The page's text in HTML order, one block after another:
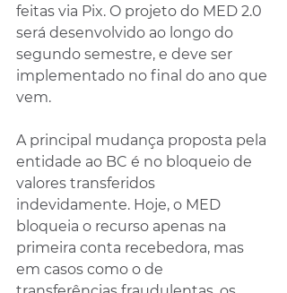
feitas via Pix. O projeto do MED 2.0
será desenvolvido ao longo do
segundo semestre, e deve ser
implementado no final do ano que
vem.
A principal mudança proposta pela
entidade ao BC é no bloqueio de
valores transferidos
indevidamente. Hoje, o MED
bloqueia o recurso apenas na
primeira conta recebedora, mas
em casos como o de